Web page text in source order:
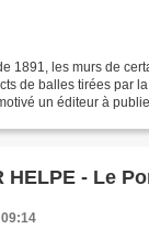
1891, les murs de
de balles tirées par
un éditeur à
HELPE - Le